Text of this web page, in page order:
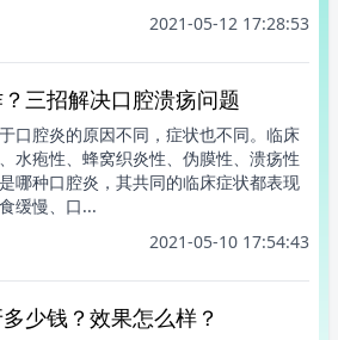
2021-05-12 17:28:53
三招解决口腔溃疡问题
口腔炎的原因不同，症状也不同。临床
水疱性、蜂窝织炎性、伪膜性、溃疡性
哪种口腔炎，其共同的临床症状都表现
缓慢、口...
2021-05-10 17:54:43
少钱？效果怎么样？